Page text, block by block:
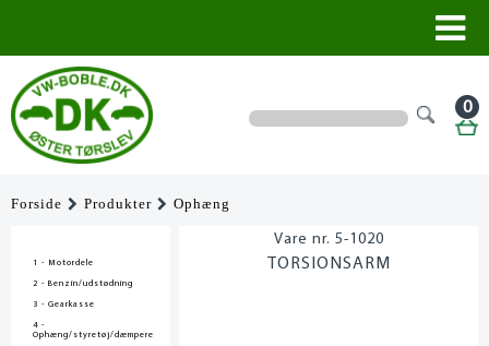
0
Forside Produkter Ophæng
1 - Motordele
2 - Benzin/udstødning
3 - Gearkasse
4 -
Ophæng/styretøj/dæmpere
5-1020
TORSIONSARM